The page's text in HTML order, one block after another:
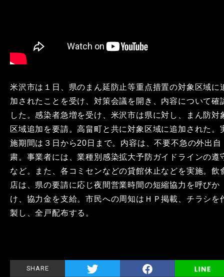
米沢市は１日、県のまん延防止等重点措置の対象区域に
加されたことを受け、対策会議を開き、内容について確
した。感染者急増を受け、米沢市は県に対し、まん防対
区域追加を要請。高畠町と共に対象区域に追加された。
施期間は３日から20日まで。内容は、不要不急の外出自
粛。事業者には、業種別感染拡大予防ガイドラインの遵
など。また、各コミセンなどの貸館休止などを実施。飲
店は、県の要請に応じ夜間営業時間の短縮協力を呼びか
け、協力金を支給。市民への周知はＨＰ掲載、チラシを
製し、全戸配布する。
SHARE